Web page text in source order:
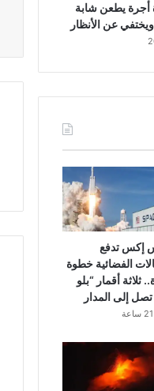
أجرة يطعن شابة
عن الأنظار
إكس تدفع
الفضائية خطوة
ثلاثة أقمار “بلو
تصل إلى المدار